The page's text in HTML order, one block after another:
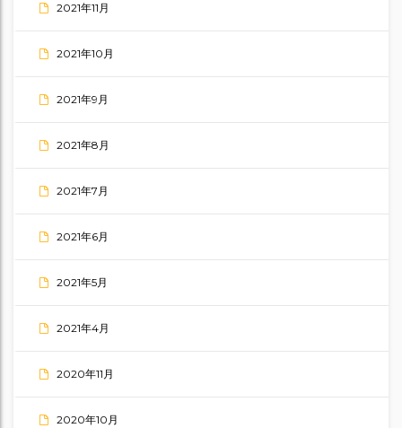
2021年11月
2021年10月
2021年9月
2021年8月
2021年7月
2021年6月
2021年5月
2021年4月
2020年11月
2020年10月